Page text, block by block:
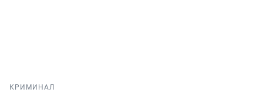
КРИМИНАЛ